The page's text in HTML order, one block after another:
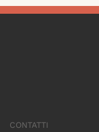
CONTATTI